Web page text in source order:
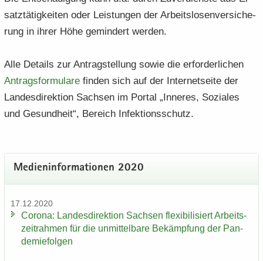
satz­tä­tig­kei­ten oder Leis­tun­gen der Ar­beits­lo­sen­ver­si­che­
rung in ihrer Höhe ge­min­dert wer­den.
Alle De­tails zur An­trag­stel­lung sowie die er­for­der­li­chen
An­trags­for­mu­la­re fin­den sich auf der In­ter­net­sei­te der
Lan­des­di­rek­ti­on Sach­sen im Por­tal „In­ne­res, So­zia­les
und Ge­sund­heit“, Be­reich In­fek­ti­ons­schutz.
Me­di­en­in­for­ma­tio­nen 2020
17.12.2020
Co­ro­na: Lan­des­di­rek­ti­on Sach­sen fle­xi­bi­li­siert Ar­beits­
zeit­rah­men für die un­mit­tel­ba­re Be­kämp­fung der Pan­
de­mie­fol­gen